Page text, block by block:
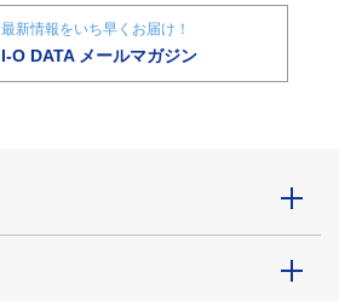
最新情報をいち早くお届け！
I-O DATA メールマガジン